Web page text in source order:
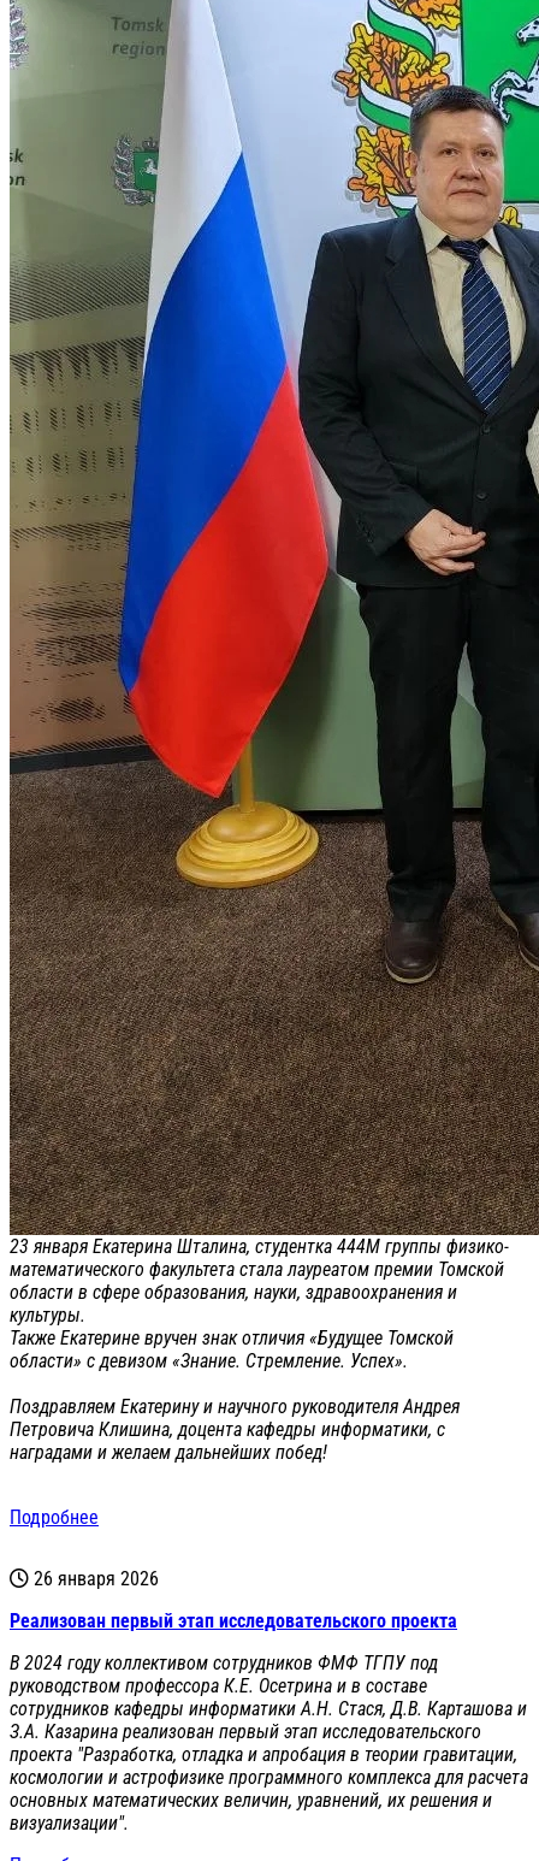
23 января Екатерина Шталина, студентка 444М группы физико-
математического факультета стала лауреатом премии Томской
области в сфере образования, науки, здравоохранения и
культуры.
Также Екатерине вручен знак отличия «Будущее Томской
области» с девизом «Знание. Стремление. Успех».
Поздравляем Екатерину и научного руководителя Андрея
Петровича Клишина, доцента кафедры информатики, с
наградами и желаем дальнейших побед!
Подробнее
26 января 2026
Реализован первый этап исследовательского проекта
В 2024 году коллективом сотрудников ФМФ ТГПУ под
руководством профессора К.Е. Осетрина и в составе
сотрудников кафедры информатики А.Н. Стася, Д.В. Карташова и
З.А. Казарина реализован первый этап исследовательского
проекта "Разработка, отладка и апробация в теории гравитации,
космологии и астрофизике программного комплекса для расчета
основных математических величин, уравнений, их решения и
визуализации".